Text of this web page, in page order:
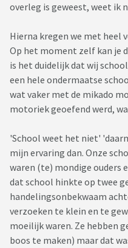
overleg is geweest, weet ik
Hierna kregen we met heel
Op het moment zelf kan je
is het duidelijk dat wij
een hele ondermaatse
wat vaker met de mikado
motoriek geoefend werd,
'School weet het niet'
mijn ervaring dan. Onze
waren (te) mondige ouders
dat school hinkte op twee
handelingsonbekwaam
verzoeken te klein en te
moeilijk waren. Ze hebben
boos te maken) maar dat